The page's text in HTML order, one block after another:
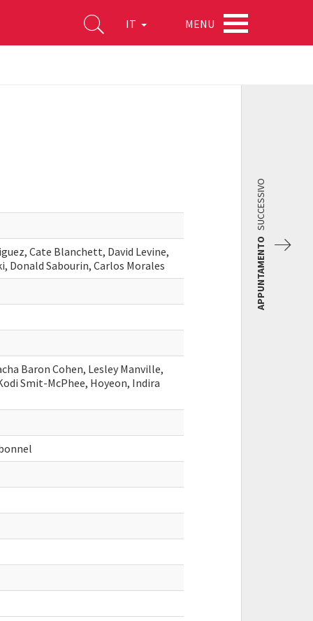
IT MENU
Cate Blanchett, David Levine,
Donald Sabourin, Carlos Morales
Baron Cohen, Lesley Manville,
Smit-McPhee, Hoyeon, Indira
APPUNTAMENTO
SUCCESSIVO